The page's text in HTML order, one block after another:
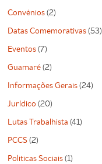
Convênios(2)
Datas Comemorativas(53)
Eventos(7)
Guamaré(2)
Informações Gerais(24)
Jurídico (20)
Lutas Trabalhista (41)
PCCS(2)
Politicas Sociais(1)